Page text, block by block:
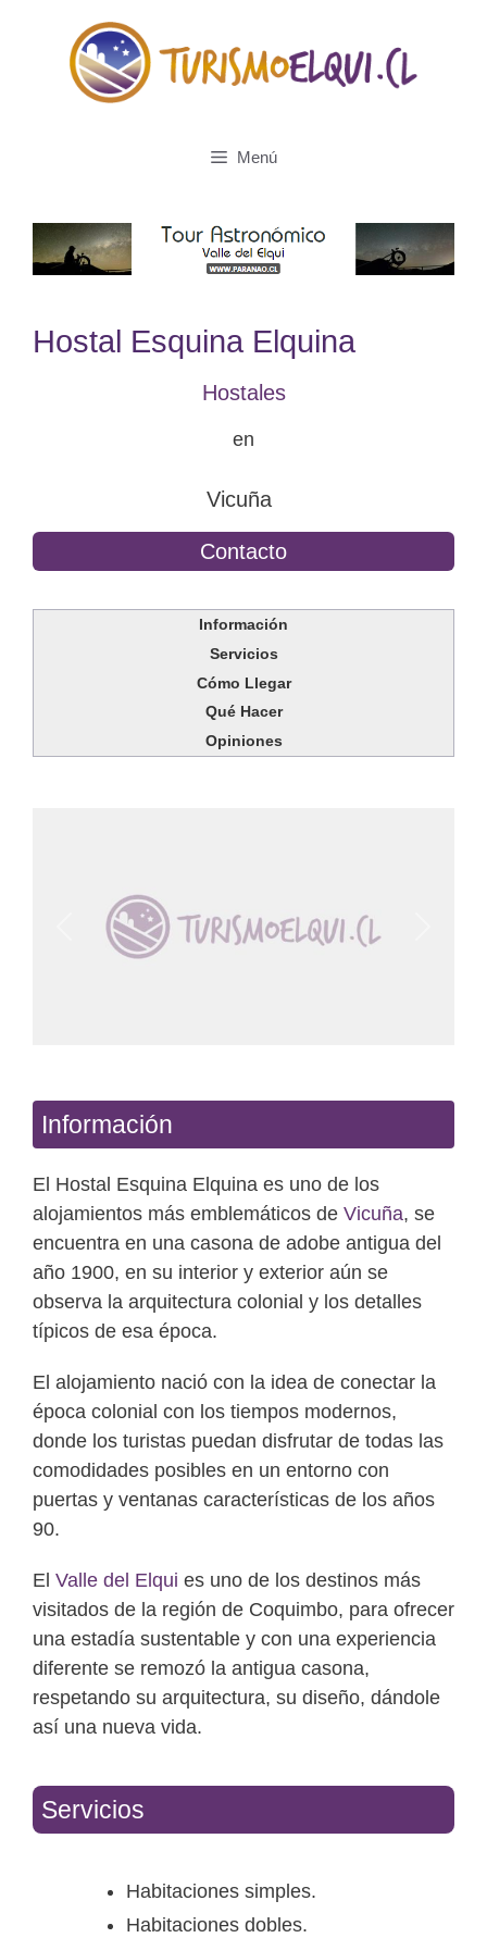
contenido
Menú
Hostal Esquina Elquina
Hostales
en
Vicuña
Contacto
Información
Servicios
Cómo Llegar
Qué Hacer
Opiniones
Anterior
Información
El Hostal Esquina Elquina es uno de los
alojamientos más emblemáticos de Vicuña, se
encuentra en una casona de adobe antigua del
año 1900, en su interior y exterior aún se
observa la arquitectura colonial y los detalles
típicos de esa época.
El alojamiento nació con la idea de conectar la
época colonial con los tiempos modernos,
donde los turistas puedan disfrutar de todas las
comodidades posibles en un entorno con
puertas y ventanas características de los años
90.
El Valle del Elqui es uno de los destinos más
visitados de la región de Coquimbo, para ofrecer
una estadía sustentable y con una experiencia
diferente se remozó la antigua casona,
respetando su arquitectura, su diseño, dándole
así una nueva vida.
Servicios
Habitaciones simples.
Habitaciones dobles.